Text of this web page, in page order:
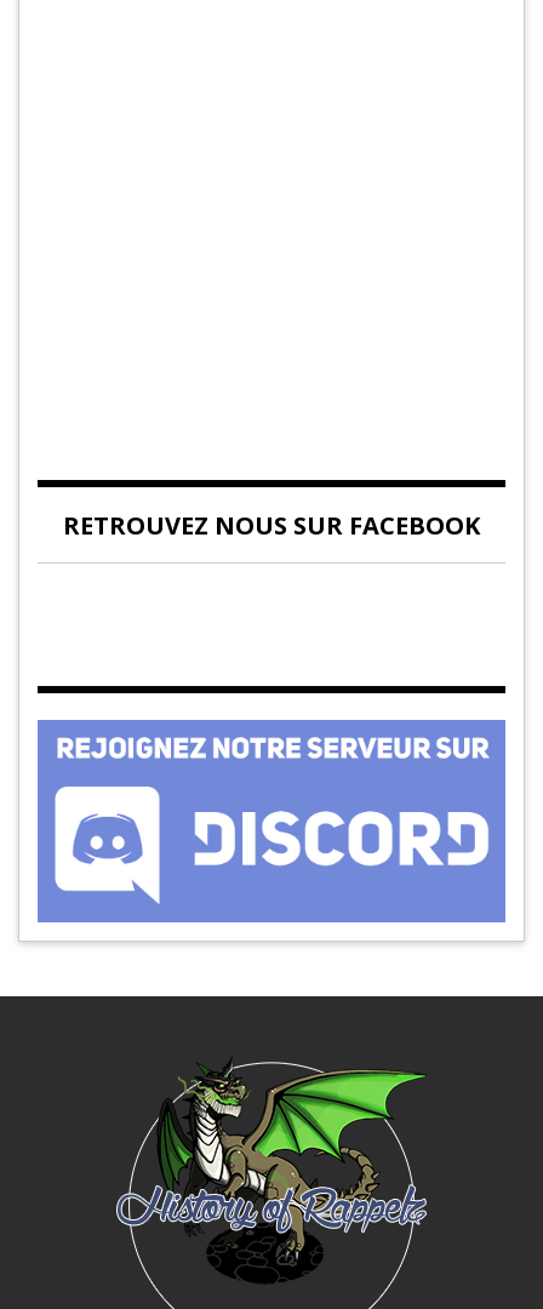
RETROUVEZ NOUS SUR FACEBOOK